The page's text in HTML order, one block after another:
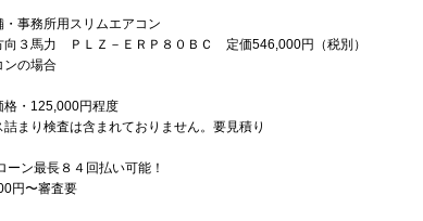
事務所用スリムエアコン
向３馬力 ＰＬＺ－ＥＲＰ８０ＢＣ 定価546,000円（税別）
ンの場合
格・125,000円程度
まり検査は含まれておりません。要見積り
ーン最長８４回払い可能！
円〜審査要